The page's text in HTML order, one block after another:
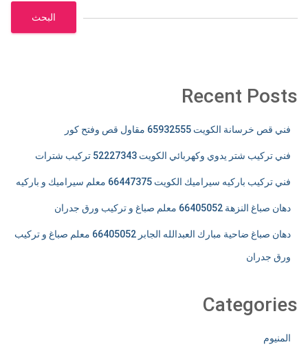
البحث
Recent Posts
فني قص خرسانة الكويت 65932555 مقاول قص وفتح كور
فني تركيب شتر يدوي وكهربائي الكويت 52227343 تركيب شترات
فني تركيب باركيه سيراميك الكويت 66447375 معلم سيراميك و باركيه
دهان صباغ النزهة 66405052 معلم صباغ و تركيب ورق جدران
دهان صباغ ضاحية مبارك العبدالله الجابر 66405052 معلم صباغ و تركيب
ورق جدران
Categories
المنيوم